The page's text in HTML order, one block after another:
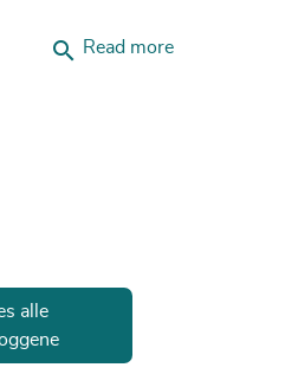
search Read more
alle